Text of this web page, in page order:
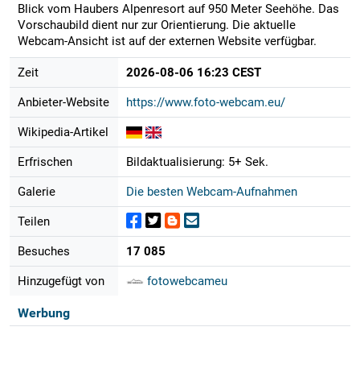
Blick vom Haubers Alpenresort auf 950 Meter Seehöhe. Das
Vorschaubild dient nur zur Orientierung. Die aktuelle
Webcam-Ansicht ist auf der externen Website verfügbar.
Zeit 2026-08-06 16:23 CEST
Anbieter-Website https://www.foto-webcam.eu/
Wikipedia-Artikel
Erfrischen Bildaktualisierung: 5+ Sek.
Galerie Die besten Webcam-Aufnahmen
Teilen
Besuches 17 085
Hinzugefügt von fotowebcameu
Werbung